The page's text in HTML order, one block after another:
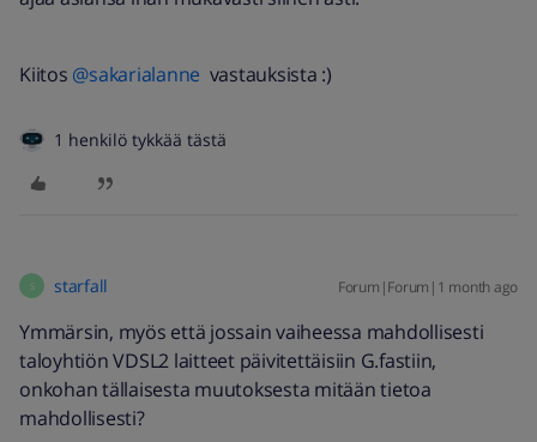
Kiitos ​ @sakarialanne vastauksista :)
1 henkilö tykkää tästä
S starfall Forum|Forum|1 month ago
Ymmärsin, myös että jossain vaiheessa mahdollisesti
taloyhtiön VDSL2 laitteet päivitettäisiin G.fastiin,
onkohan tällaisesta muutoksesta mitään tietoa
mahdollisesti?